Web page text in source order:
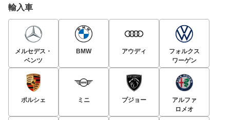
輸入車
メルセデス・
ベンツ
BMW アウディ
フォルクス
ワーゲン
ポルシェ ミニ プジョー
アルファ
ロメオ